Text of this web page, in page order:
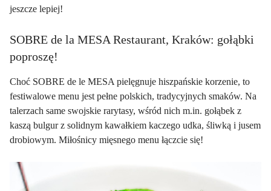
jeszcze lepiej!
SOBRE de la MESA Restaurant, Kraków: gołąbki
poproszę!
Choć SOBRE de le MESA pielęgnuje hiszpańskie korzenie, to
festiwalowe menu jest pełne polskich, tradycyjnych smaków. Na
talerzach same swojskie rarytasy, wśród nich m.in. gołąbek z
kaszą bulgur z solidnym kawałkiem kaczego udka, śliwką i jusem
drobiowym. Miłośnicy mięsnego menu łączcie się!